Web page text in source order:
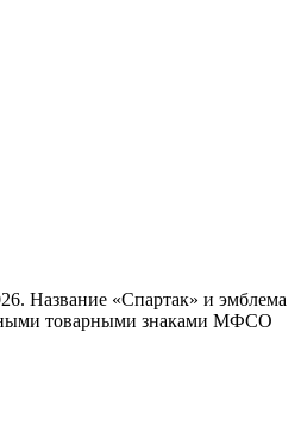
Название «Спартак» и эмблема
товарными знаками МФСО